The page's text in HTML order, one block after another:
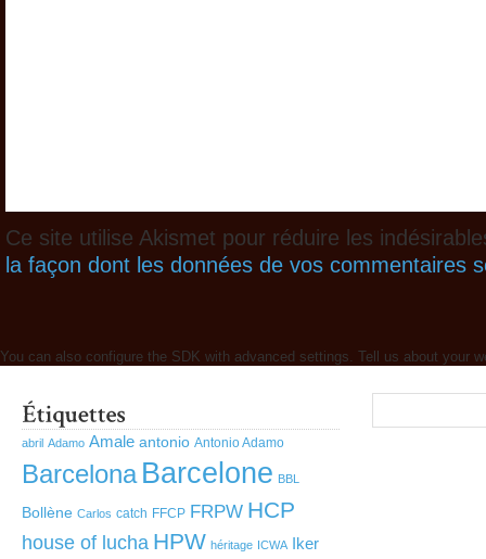
Ce site utilise Akismet pour réduire les
la façon dont les données de vos commentaires
You can also configure the SDK with advanced settings. Tell us about your
abril Adamo Amale antonio Antonio Adamo
Barcelona Barcelone BBL
Bollène Carlos catch FFCP FRPW HCP
house of lucha HPW héritage ICWA Iker